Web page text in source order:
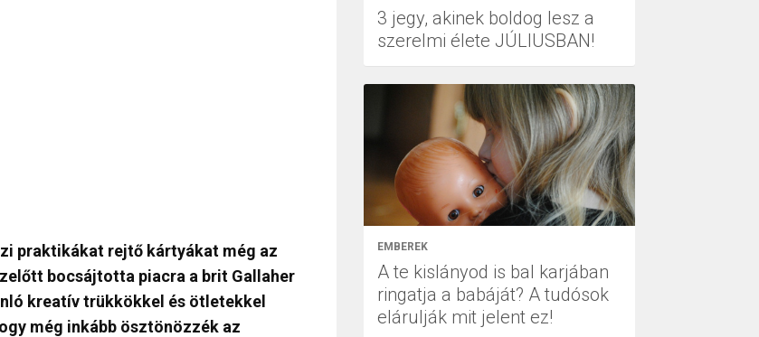
praktikákat rejtő kártyákat még az
bocsájtotta piacra a brit Gallaher
kreatív trükkökkel és ötletekkel
még inkább ösztönözzék az
3 jegy, akinek boldog lesz a
szerelmi élete JÚLIUSBAN!
EMBEREK
A te kislányod is bal karjában
ringatja a babáját? A tudósok
elárulják mit jelent ez!